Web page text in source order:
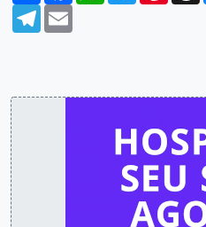
Telegram
Email